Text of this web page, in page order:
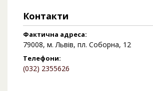
Контакти
Фактична адреса:
79008, м. Львів, пл. Соборна, 12
Телефони:
(032) 2355626